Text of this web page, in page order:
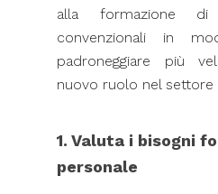
alla formazione di
convenzionali in
padroneggiare più
nuovo ruolo nel settore
1. Valuta i bisogni
personale